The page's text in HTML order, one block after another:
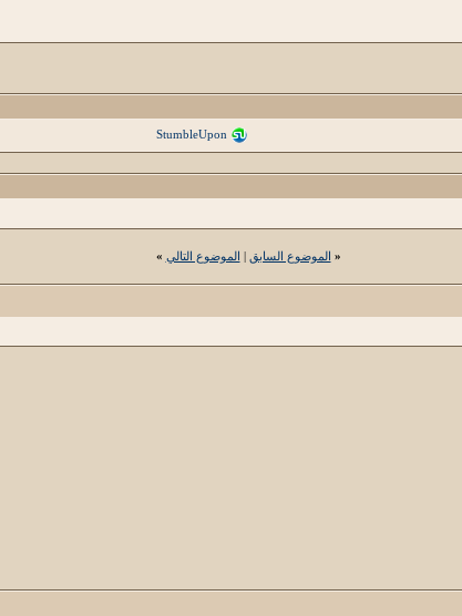
StumbleUpon
« الموضوع السابق | الموضوع التالي »